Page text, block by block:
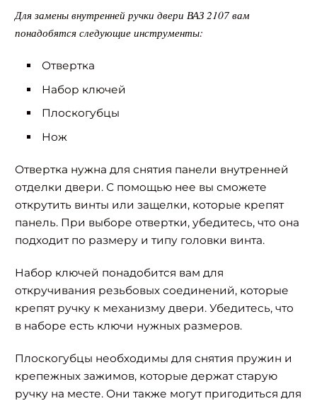
Для замены внутренней ручки двери ВАЗ 2107 вам
понадобятся следующие инструменты:
Отвертка
Набор ключей
Плоскогубцы
Нож
Отвертка нужна для снятия панели внутренней
отделки двери. С помощью нее вы сможете
открутить винты или защелки, которые крепят
панель. При выборе отвертки, убедитесь, что она
подходит по размеру и типу головки винта.
Набор ключей понадобится вам для
откручивания резьбовых соединений, которые
крепят ручку к механизму двери. Убедитесь, что
в наборе есть ключи нужных размеров.
Плоскогубцы необходимы для снятия пружин и
крепежных зажимов, которые держат старую
ручку на месте. Они также могут пригодиться для